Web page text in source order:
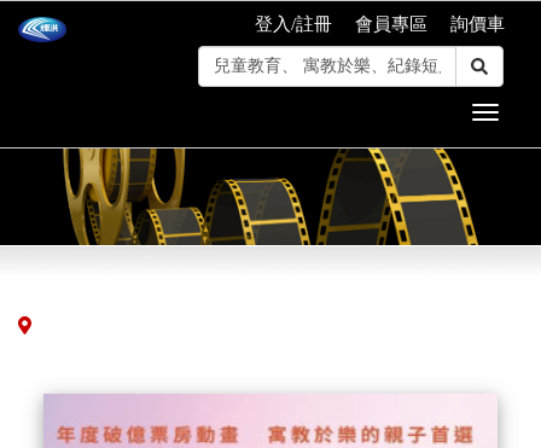
登入/註冊 會員專區 詢價車